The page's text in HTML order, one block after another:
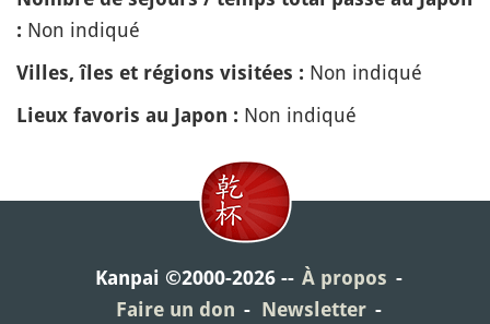
: Non indiqué
Villes, îles et régions visitées : Non indiqué
Lieux favoris au Japon : Non indiqué
Kanpai ©2000-2026
À propos
Faire un don
Newsletter